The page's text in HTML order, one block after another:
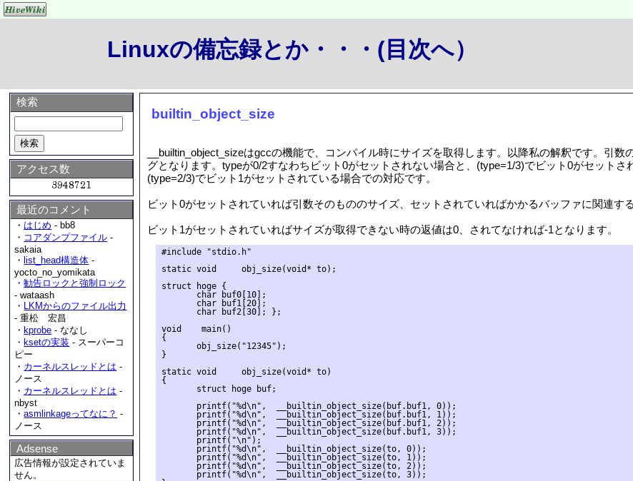
Linuxの備忘録とか・・・(目次へ）
builtin_object_size
__builtin_object_sizeはgccの機能で、コンパイル時にサイズを取得します。以降私の解釈です。引
グとなります。typeが0/2すなわちビット0がセットされない場合と、(type=1/3)でビット0がセットさ
(type=2/3)でビット1がセットされている場合での対応です。
ビット0がセットされていれば引数そのもののサイズ、セットされていればかかるバッファに関連す
ビット1がセットされていればサイズが取得できない時の返値は0、されてなければ-1となります。
#include "stdio.h"
static void     obj_size(void* to);
struct hoge {
       char buf0[10];
       char buf1[20];
       char buf2[30]; };
void    main()
{
       obj_size("12345");
}
static void     obj_size(void* to)
{
       struct hoge buf;
       printf("%d\n",  __builtin_object_size(buf.buf1, 0));
       printf("%d\n",  __builtin_object_size(buf.buf1, 1));
       printf("%d\n",  __builtin_object_size(buf.buf1, 2));
       printf("%d\n",  __builtin_object_size(buf.buf1, 3));
       printf("\n");
       printf("%d\n",  __builtin_object_size(to, 0));
       printf("%d\n",  __builtin_object_size(to, 1));
       printf("%d\n",  __builtin_object_size(to, 2));
       printf("%d\n",  __builtin_object_size(to, 3));
検索
アクセス数
最近のコメント
・ はじめ - bb8
・ コアダンプファイル -
sakaia
・ list_head構造体 -
yocto_no_yomikata
・勧告ロックと強制ロック
- wataash
・ LKMからのファイル出力
- 重松 宏昌
・ kprobe - ななし
・ ksetの実装 - スーパーコ
ピー
・ カーネルスレッドとは -
ノース
・ カーネルスレッドとは -
nbyst
・asmlinkageってなに？ -
ノース
Adsense
広告情報が設定されていま
せん。